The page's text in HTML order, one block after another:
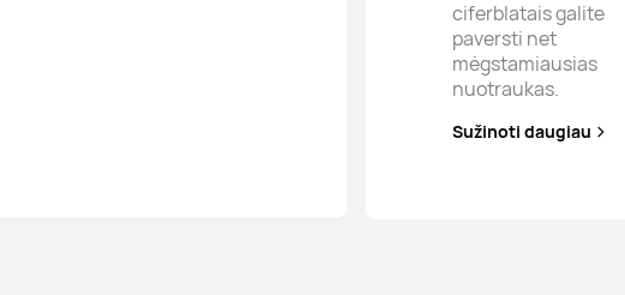
ciferblatais galite
paversti net
mėgstamiausias
nuotraukas.
Sužinoti daugiau